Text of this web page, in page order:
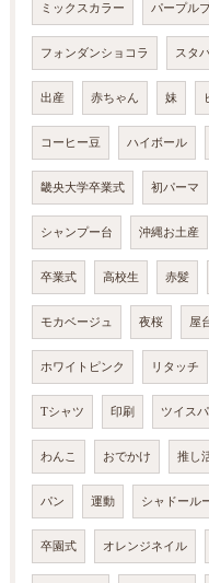
ミックスカラー パープル
フォンダンショコラ スタ
出産 赤ちゃん 妹
コーヒー豆 ハイボール
畿央大学卒業式 初パーマ
シャンプー台 沖縄お土産
卒業式 高校生 赤髪
モカベージュ 夜桜 屋
ホワイトピンク リタッチ
Tシャツ 印刷 ツイスパ
わんこ おでかけ 推し
パン 運動 シャドール
卒園式 オレンジネイル